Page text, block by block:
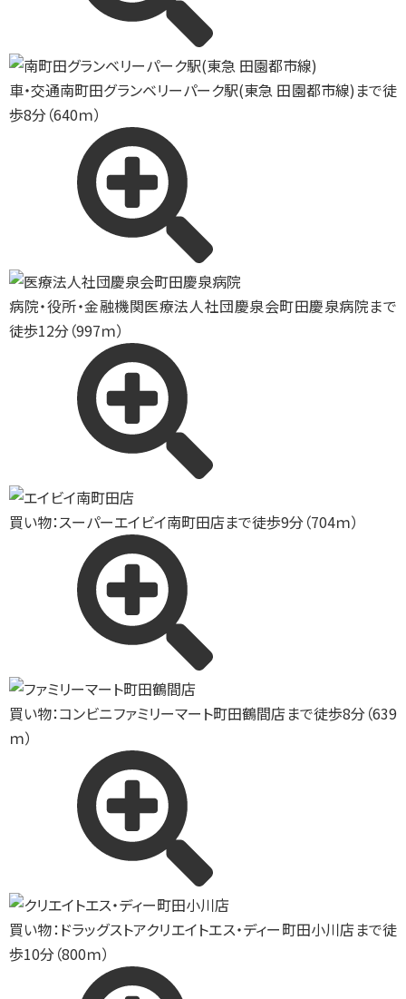
車・交通南町田グランベリーパーク駅(東急 田園都市線)まで徒
歩8分（640ｍ）
病院・役所・金融機関医療法人社団慶泉会町田慶泉病院まで
徒歩12分（997ｍ）
買い物：スーパーエイビイ南町田店まで徒歩9分（704ｍ）
買い物：コンビニファミリーマート町田鶴間店まで徒歩8分（639
ｍ）
買い物：ドラッグストアクリエイトエス・ディー町田小川店まで徒
歩10分（800ｍ）